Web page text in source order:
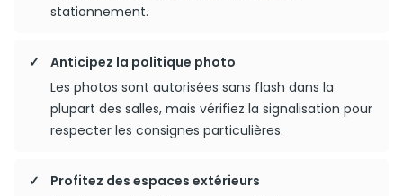
stationnement.
Anticipez la politique photo
Les photos sont autorisées sans flash dans la
plupart des salles, mais vérifiez la signalisation pour
respecter les consignes particulières.
Profitez des espaces extérieurs